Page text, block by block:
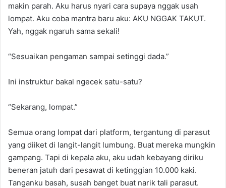
makin parah. Aku harus nyari cara supaya nggak usah
lompat. Aku coba mantra baru aku: AKU NGGAK TAKUT.
Yah, nggak ngaruh sama sekali!
“Sesuaikan pengaman sampai setinggi dada.”
Ini instruktur bakal ngecek satu-satu?
“Sekarang, lompat.”
Semua orang lompat dari platform, tergantung di parasut
yang diiket di langit-langit lumbung. Buat mereka mungkin
gampang. Tapi di kepala aku, aku udah kebayang diriku
beneran jatuh dari pesawat di ketinggian 10.000 kaki.
Tanganku basah, susah banget buat narik tali parasut.